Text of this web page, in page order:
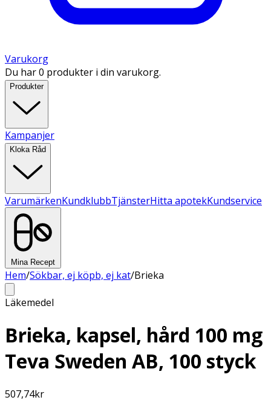
Varukorg
Du har 0 produkter i din varukorg.
Produkter
Kampanjer
Kloka Råd
VarumärkenKundklubbTjänsterHitta apotekKundservice
Mina Recept
Hem/Sökbar, ej köpb, ej kat/Brieka
Läkemedel
Brieka, kapsel, hård 100 mg
Teva Sweden AB, 100 styck
507,74kr